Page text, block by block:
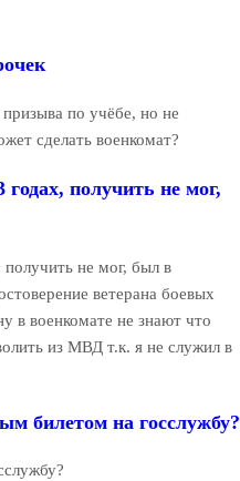
по учёбе, но не
сделать военкомат?
получить не мог,
не мог, был в
ветерана боевых
в военкомате не знают что
из МВД т.к. я не служил в
билетом на госслужбу?